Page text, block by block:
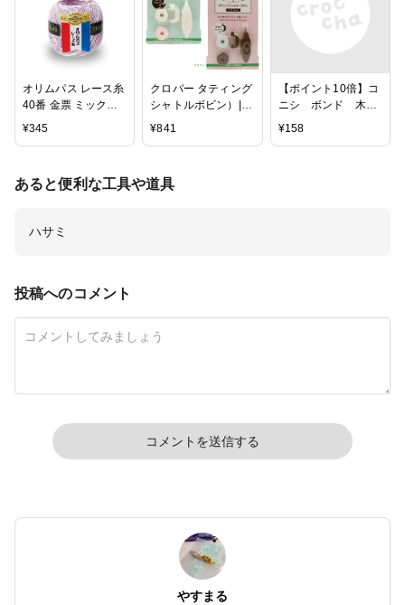
オリムパス レース糸
40番 金票 ミックス
10g
¥345
クロバー タティング
シャトルボビン）|
手芸 手芸用品 道具
ス
¥841
【ポイント10倍】コ
ニシ ボンド 木工
用 50g
¥158
あると便利な工具や道具
ハサミ
投稿へのコメント
コメントを送信する
やすまる